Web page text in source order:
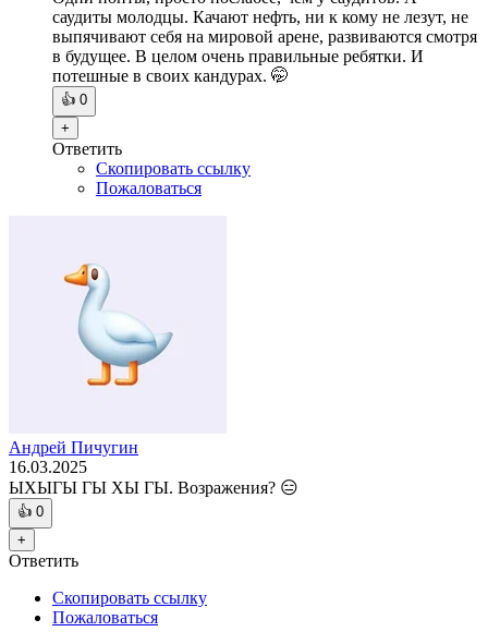
саудиты молодцы. Качают нефть, ни к кому не лезут, не
выпячивают себя на мировой арене, развиваются смотря
в будущее. В целом очень правильные ребятки. И
потешные в своих кандурах. 🤭
👍 0
+
Ответить
Скопировать ссылку
Пожаловаться
Андрей Пичугин
16.03.2025
ЫХЫГЫ ГЫ ХЫ ГЫ. Возражения? 😑
👍 0
+
Ответить
Скопировать ссылку
Пожаловаться